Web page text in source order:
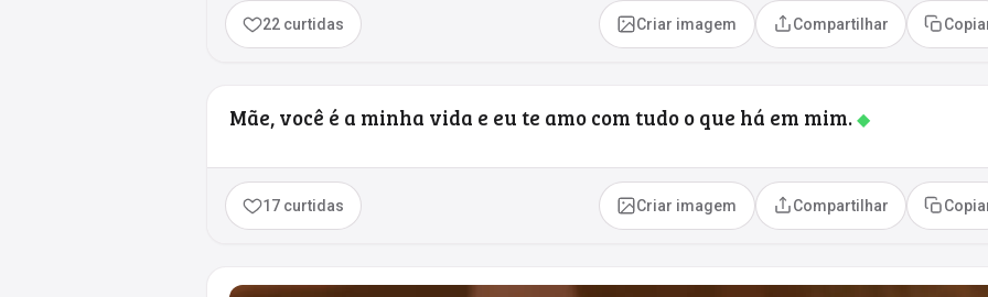
22 curtidas Criar imagem Compartilhar
Mãe, você é a minha vida e eu te amo com tudo o que há em mim.◆
17 curtidas Criar imagem Compartilhar